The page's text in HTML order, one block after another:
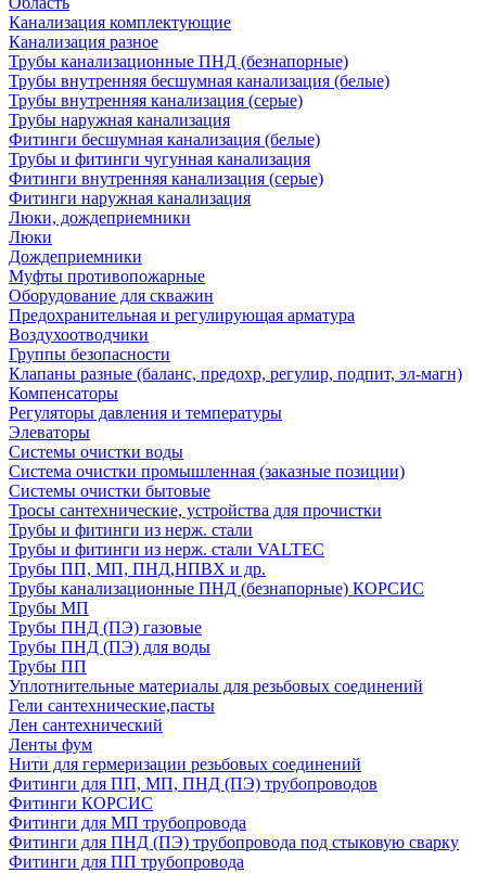
Канализация комплектующие
Канализация разное
Трубы канализационные ПНД (безнапорные)
Трубы внутренняя бесшумная канализация (белые)
Трубы внутренняя канализация (серые)
Трубы наружная канализация
Фитинги бесшумная канализация (белые)
Трубы и фитинги чугунная канализация
Фитинги внутренняя канализация (серые)
Фитинги наружная канализация
Люки, дождеприемники
Люки
Дождеприемники
Муфты противопожарные
Оборудование для скважин
Предохранительная и регулирующая арматура
Воздухоотводчики
Группы безопасности
Клапаны разные (баланс, предохр, регулир, подпит, эл-магн)
Компенсаторы
Регуляторы давления и температуры
Элеваторы
Системы очистки воды
Система очистки промышленная (заказные позиции)
Системы очистки бытовые
Тросы сантехнические, устройства для прочистки
Трубы и фитинги из нерж. стали
Трубы и фитинги из нерж. стали VALTEC
Трубы ПП, МП, ПНД,НПВХ и др.
Трубы канализационные ПНД (безнапорные) КОРСИС
Трубы МП
Трубы ПНД (ПЭ) газовые
Трубы ПНД (ПЭ) для воды
Трубы ПП
Уплотнительные материалы для резьбовых соединений
Гели сантехнические,пасты
Лен сантехнический
Ленты фум
Нити для гермеризации резьбовых соединений
Фитинги для ПП, МП, ПНД (ПЭ) трубопроводов
Фитинги КОРСИС
Фитинги для МП трубопровода
Фитинги для ПНД (ПЭ) трубопровода под стыковую сварку
Фитинги для ПП трубопровода